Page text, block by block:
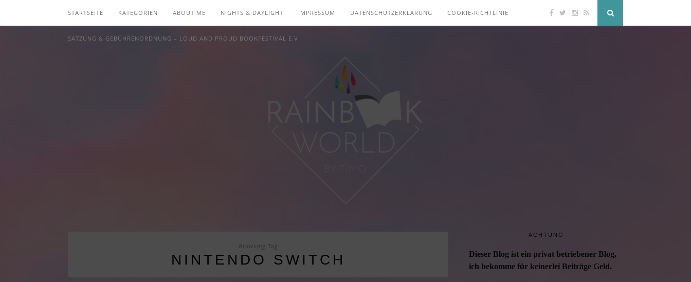
STARTSEITE KATEGORIEN ABOUT ME NIGHTS & DAYLIGHT IMPRESSUM DATENSCHUTZERKLÄRUNG COOKIE-RICHTLINIE
SATZUNG & GEBÜHRENORDNUNG – LOUD AND PROUD BOOKFESTIVAL E.V.
Browsing Tag
NINTENDO SWITCH
ACHTUNG
Dieser Blog ist ein privat betriebener Blog,
ich bekomme für keinerlei Beiträge Geld.